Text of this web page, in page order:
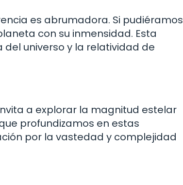
es abrumadora. Si pudiéramos
con su inmensidad. Esta
universo y la relatividad de
a explorar la magnitud estelar
profundizamos en estas
por la vastedad y complejidad